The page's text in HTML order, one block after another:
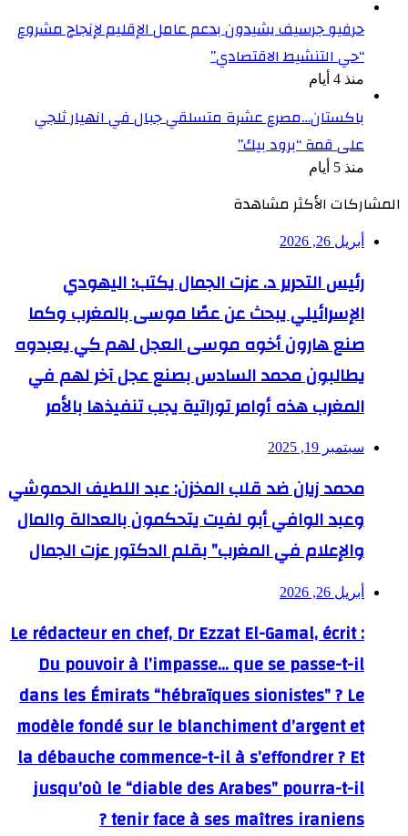
حرفيو جرسيف يشيدون بدعم عامل الإقليم لإنجاح مشروع
“حي التنشيط الاقتصادي”
منذ 4 أيام
باكستان…مصرع عشرة متسلقي جبال في انهيار ثلجي
على قمة “برود بيك”
منذ 5 أيام
المشاركات الأكثر مشاهدة
أبريل 26, 2026
رئيس التحرير د. عزت الجمال يكتب: اليهودي
الإسرائيلي يبحث عن عصًا موسى بالمغرب وكما
صنع هارون أخوه موسى العجل لهم كي يعبدوه
يطالبون محمد السادس بصنع عجل آخر لهم في
المغرب هذه أوامر توراتية يجب تنفيذها بالأمر
سبتمبر 19, 2025
محمد زيان ضد قلب المخزن: عبد اللطيف الحموشي
وعبد الوافي أبو لفيت يتحكمون بالعدالة والمال
والإعلام في المغرب” بقلم الدكتور عزت الجمال
أبريل 26, 2026
Le rédacteur en chef, Dr Ezzat El-Gamal, écrit :
Du pouvoir à l’impasse… que se passe-t-il
dans les Émirats “hébraïques sionistes” ? Le
modèle fondé sur le blanchiment d’argent et
la débauche commence-t-il à s’effondrer ? Et
jusqu’où le “diable des Arabes” pourra-t-il
tenir face à ses maîtres iraniens ?